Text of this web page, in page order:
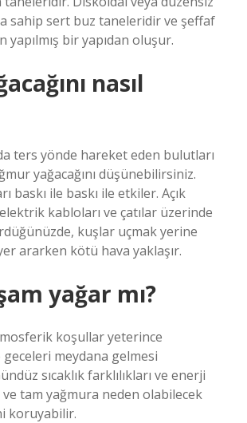
sahip sert buz taneleridir ve şeffaf
yapılmış bir yapıdan oluşur.
nasıl
ters yönde hareket eden bulutları
yağacağını düşünebilirsiniz.
baskı ile baskı ile etkiler. Açık
kabloları ve çatılar üzerinde
kuşlar uçmak yerine
ararken kötü hava yaklaşır.
yağar mı?
koşullar yeterince
meydana gelmesi
sıcaklık farklılıkları ve enerji
ve tam yağmura neden olabilecek
koruyabilir.